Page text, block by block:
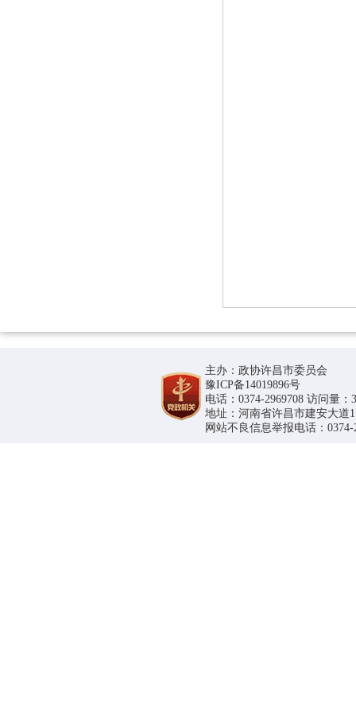
主办：政协许昌市委员会
豫ICP备14019896号
电话：0374-2969708 访问量：
地址：河南省许昌市建安大道
网站不良信息举报电话：